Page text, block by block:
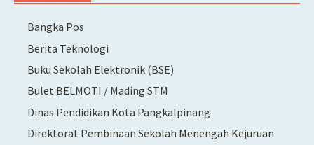
Bangka Pos
Berita Teknologi
Buku Sekolah Elektronik (BSE)
Bulet BELMOTI / Mading STM
Dinas Pendidikan Kota Pangkalpinang
Direktorat Pembinaan Sekolah Menengah Kejuruan